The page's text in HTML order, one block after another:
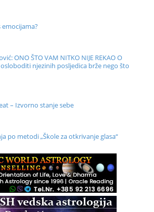
emocijama?
ONO ŠTO VAM NITKO NIJE REKAO O
osloboditi njezinih posljedica brže nego što
– Izvorno stanje sebe
po metodi „Škole za otkrivanje glasa“
iz drugih dimenzija Online – otvoreno za
tečaj, Zagreb i Online